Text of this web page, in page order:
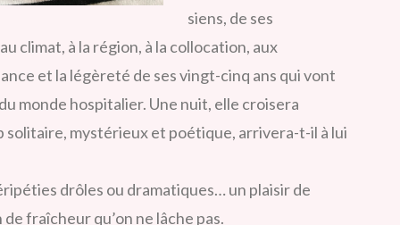
siens, de ses
climat, à la région, à la collocation, aux
et la légèreté de ses vingt-cinq ans qui vont
monde hospitalier. Une nuit, elle croisera
solitaire, mystérieux et poétique, arrivera-t-il à lui
drôles ou dramatiques… un plaisir de
fraîcheur qu’on ne lâche pas.